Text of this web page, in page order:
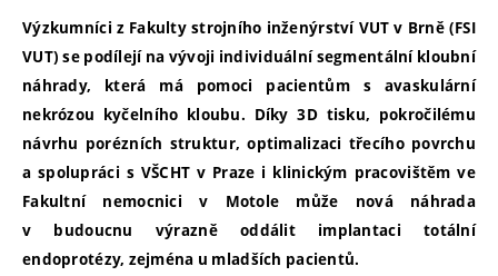
Výzkumníci z Fakulty strojního inženýrství VUT v Brně (FSI
VUT) se podílejí na vývoji individuální segmentální kloubní
náhrady, která má pomoci pacientům s avaskulární
nekrózou kyčelního kloubu. Díky 3D tisku, pokročilému
návrhu porézních struktur, optimalizaci třecího povrchu
a spolupráci s VŠCHT v Praze i klinickým pracovištěm ve
Fakultní nemocnici v Motole může nová náhrada
v budoucnu výrazně oddálit implantaci totální
endoprotézy, zejména u mladších pacientů.